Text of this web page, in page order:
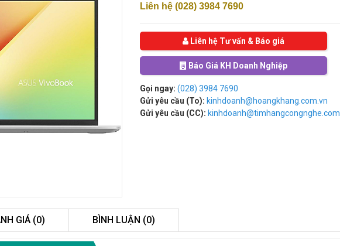
Liên hệ (028) 3984 7690
Liên hệ Tư vấn & Báo giá
Báo Giá KH Doanh Nghiệp
Gọi ngay: (028) 3984 7690
Gửi yêu cầu (To): kinhdoanh@hoangkhang.com.vn
Gửi yêu cầu (CC): kinhdoanh@timhangcongnghe.com
Màn Hình Quảng Cáo
GIÁ (0) BÌNH LUẬN (0)